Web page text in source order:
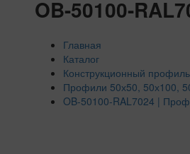
OB-50100-
Главная
Каталог
Конструкционный профиль
Профили 50х50, 50х100,
OB-50100-RAL7024 |